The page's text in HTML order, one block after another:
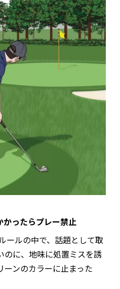
ったらプレー禁止
ールの中で、話題として取
のに、地味に処置ミスを誘
ンのカラーに止まった